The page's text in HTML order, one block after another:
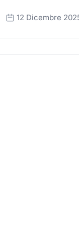
12 Dicembre